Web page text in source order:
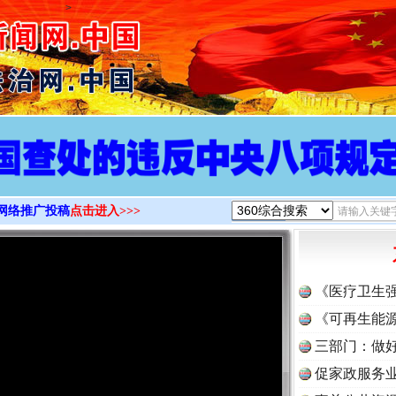
>
络推广投稿点击进入>>>
《医疗卫生
《可再生能
三部门：做
促家政服务